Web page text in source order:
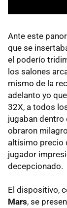
Ante este
que se
el poderío
los salones
mismo de la
adelanto yo
32X, a todos
jugaban dentro
obraron
altísimo precio
jugador
decepcionado.
El dispositivo,
Mars, se